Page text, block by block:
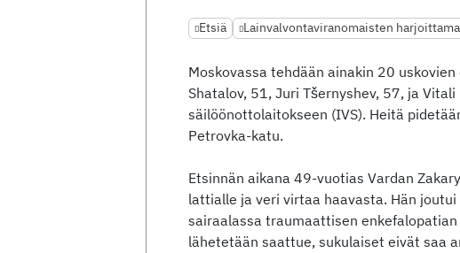
Etsiä Lainvalvontaviranomaisten
Moskovassa tehdään ainakin 20
Shatalov, 51, Juri Tšernyshev, 57, ja
säilöönottolaitokseen (IVS). Heitä
Petrovka-katu.
Etsinnän aikana 49-vuotias Vardan
lattialle ja veri virtaa haavasta. Hän
sairaalassa traumaattisen
lähetetään saattue, sukulaiset eivät saa